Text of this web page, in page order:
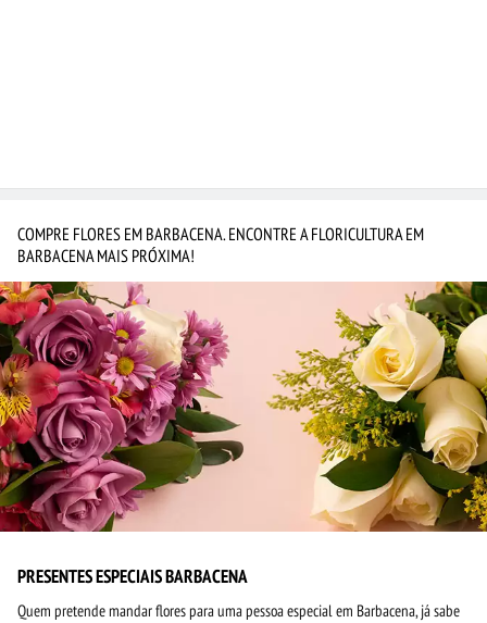
COMPRE FLORES EM BARBACENA. ENCONTRE A FLORICULTURA EM
BARBACENA MAIS PRÓXIMA!
PRESENTES ESPECIAIS BARBACENA
Quem pretende mandar flores para uma pessoa especial em Barbacena, já sabe